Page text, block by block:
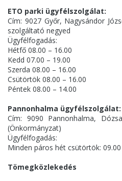
ETO parki ügyfélszolgálat:
Cím: 9027 Győr, Nagysándor
szolgáltató negyed
Ügyfélfogadás:
Hétfő 08.00 – 16.00
Kedd 07.00 – 19.00
Szerda 08.00 – 16.00
Csütörtök 08.00 – 16.00
Péntek 08.00 – 14.00
Pannonhalma ügyfélszolgálat:
Cím: 9090 Pannonhalma,
(Önkormányzat)
Ügyfélfogadás:
Minden páros hét csütörtök: 09.00
Tömegközlekedés